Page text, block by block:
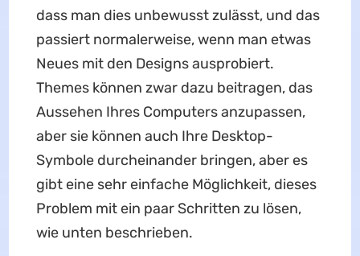
dass man dies unbewusst zulässt, und das
passiert normalerweise, wenn man etwas
Neues mit den Designs ausprobiert.
Themes können zwar dazu beitragen, das
Aussehen Ihres Computers anzupassen,
aber sie können auch Ihre Desktop-
Symbole durcheinander bringen, aber es
gibt eine sehr einfache Möglichkeit, dieses
Problem mit ein paar Schritten zu lösen,
wie unten beschrieben.